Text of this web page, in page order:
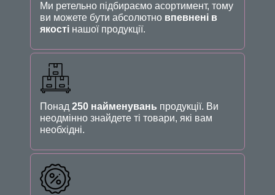
Ми ретельно підбираємо асортимент, тому
ви можете бути абсолютно впевнені в
якості нашої продукції.
Понад 250 найменувань продукції. Ви
неодмінно знайдете ті товари, які вам
необхідні.